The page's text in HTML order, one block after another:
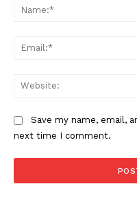
Save my name, email,
next time I comment.